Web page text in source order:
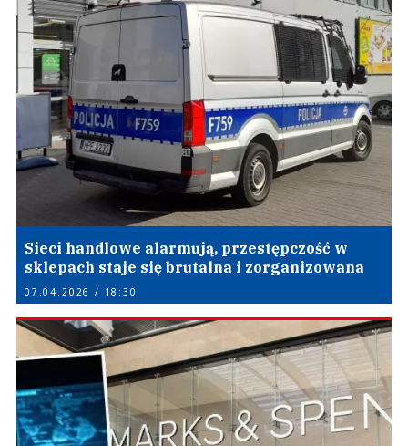
Sieci handlowe alarmują, przestępczość w
sklepach staje się brutalna i zorganizowana
07.04.2026 / 18:30